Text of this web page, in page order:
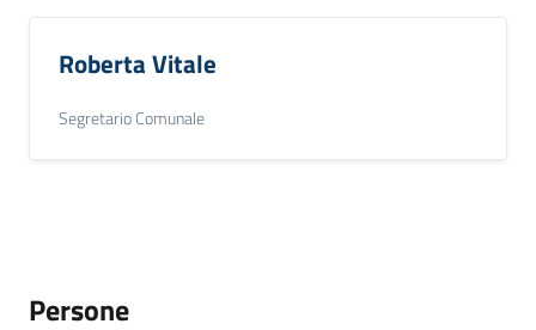
Seguici
Roberta Vitale
Segretario Comunale
Persone